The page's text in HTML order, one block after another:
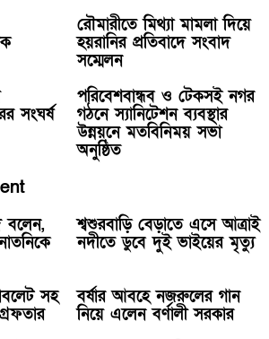
রৌমারীতে মিথ্যা মামলা দিয়ে
হয়রানির প্রতিবাদে সংবাদ
সম্মেলন
সংঘর্ষ
পরিবেশবান্ধব ও টেকসই নগর
গঠনে স্যানিটেশন ব্যবস্থার
উন্নয়নে মতবিনিময় সভা
অনুষ্ঠিত
বলেন,
শ্বশুরবাড়ি বেড়াতে এসে আত্রাই
নদীতে ডুবে দুই ভাইয়ের মৃত্যু
সহ
বর্ষার আবহে নজরুলের গান
নিয়ে এলেন বর্ণালী সরকার